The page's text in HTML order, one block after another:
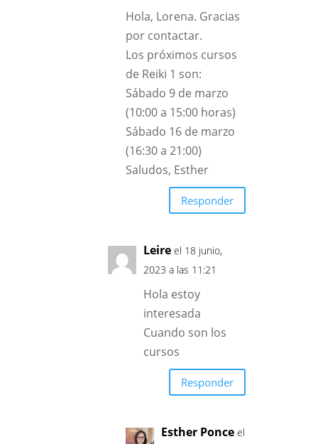
Hola, Lorena. Gracias
por contactar.
Los próximos cursos
de Reiki 1 son:
Sábado 9 de marzo
(10:00 a 15:00 horas)
Sábado 16 de marzo
(16:30 a 21:00)
Saludos, Esther
Responder
Leire el 18 junio,
2023 a las 11:21
Hola estoy
interesada
Cuando son los
cursos
Responder
Esther Ponce el